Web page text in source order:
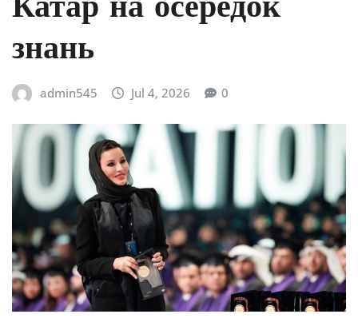
Катар на осередок
знань
admin545 Jul 4, 2026 0